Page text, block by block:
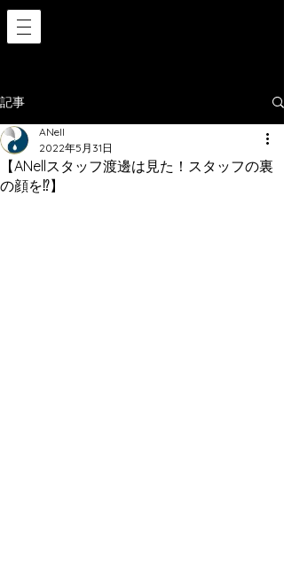
記事
【ANellスタッフ渡邊は見た！スタッフの裏
の顔を⁉️】
ANell
2022年5月31日